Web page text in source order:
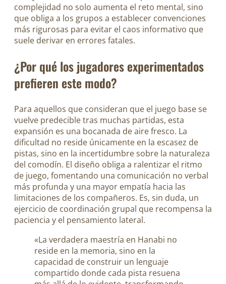
complejidad no solo aumenta el reto mental, sino
que obliga a los grupos a establecer convenciones
más rigurosas para evitar el caos informativo que
suele derivar en errores fatales.
¿Por qué los jugadores experimentados
prefieren este modo?
Para aquellos que consideran que el juego base se
vuelve predecible tras muchas partidas, esta
expansión es una bocanada de aire fresco. La
dificultad no reside únicamente en la escasez de
pistas, sino en la incertidumbre sobre la naturaleza
del comodín. El diseño obliga a ralentizar el ritmo
de juego, fomentando una comunicación no verbal
más profunda y una mayor empatía hacia las
limitaciones de los compañeros. Es, sin duda, un
ejercicio de coordinación grupal que recompensa la
paciencia y el pensamiento lateral.
«La verdadera maestría en Hanabi no
reside en la memoria, sino en la
capacidad de construir un lenguaje
compartido donde cada pista resuena